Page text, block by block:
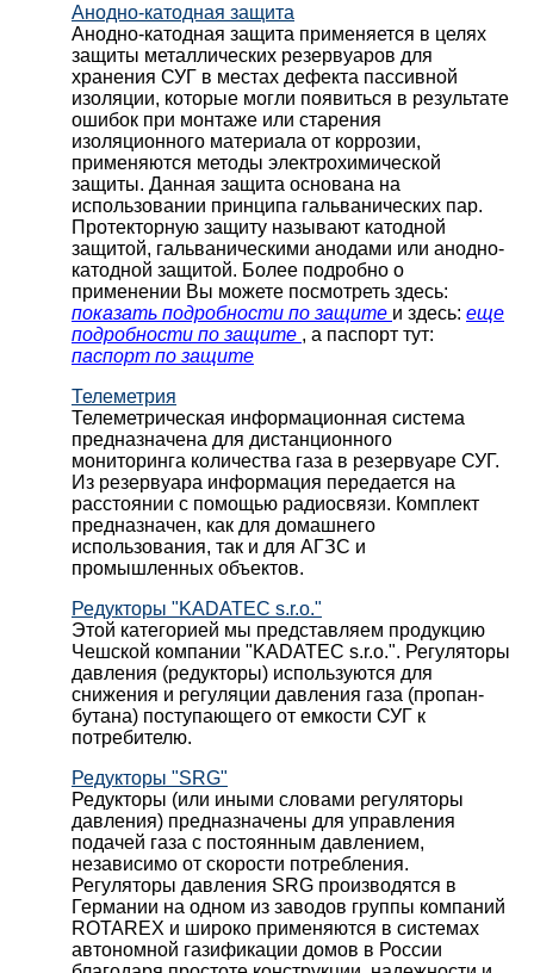
Анодно-катодная защита
Анодно-катодная защита применяется в целях
защиты металлических резервуаров для
хранения СУГ в местах дефекта пассивной
изоляции, которые могли появиться в результате
ошибок при монтаже или старения
изоляционного материала от коррозии,
применяются методы электрохимической
защиты. Данная защита основана на
использовании принципа гальванических пар.
Протекторную защиту называют катодной
защитой, гальваническими анодами или анодно-
катодной защитой. Более подробно о
применении Вы можете посмотреть здесь:
показать подробности по защите и здесь: еще
подробности по защите , а паспорт тут:
паспорт по защите
Телеметрия
Телеметрическая информационная система
предназначена для дистанционного
мониторинга количества газа в резервуаре СУГ.
Из резервуара информация передается на
расстоянии с помощью радиосвязи. Комплект
предназначен, как для домашнего
использования, так и для АГЗС и
промышленных объектов.
Редукторы "KADATEC s.r.o."
Этой категорией мы представляем продукцию
Чешской компании "KADATEC s.r.o.". Регуляторы
давления (редукторы) используются для
снижения и регуляции давления газа (пропан-
бутана) поступающего от емкости СУГ к
потребителю.
Редукторы "SRG"
Редукторы (или иными словами регуляторы
давления) предназначены для управления
подачей газа с постоянным давлением,
независимо от скорости потребления.
Регуляторы давления SRG производятся в
Германии на одном из заводов группы компаний
ROTAREX и широко применяются в системах
автономной газификации домов в России